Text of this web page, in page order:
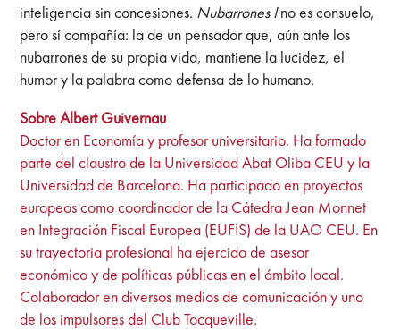
inteligencia sin concesiones. Nubarrones Ino es consuelo,
pero sí compañía: la de un pensador que, aún ante los
nubarrones de su propia vida, mantiene la lucidez, el
humor y la palabra como defensa de lo humano.
Sobre Albert Guivernau
Doctor en Economía y profesor universitario. Ha formado
parte del claustro de la Universidad Abat Oliba CEU y la
Universidad de Barcelona. Ha participado en proyectos
europeos como coordinador de la Cátedra Jean Monnet
en Integración Fiscal Europea (EUFIS) de la UAO CEU. En
su trayectoria profesional ha ejercido de asesor
económico y de políticas públicas en el ámbito local.
Colaborador en diversos medios de comunicación y uno
de los impulsores del Club Tocqueville.